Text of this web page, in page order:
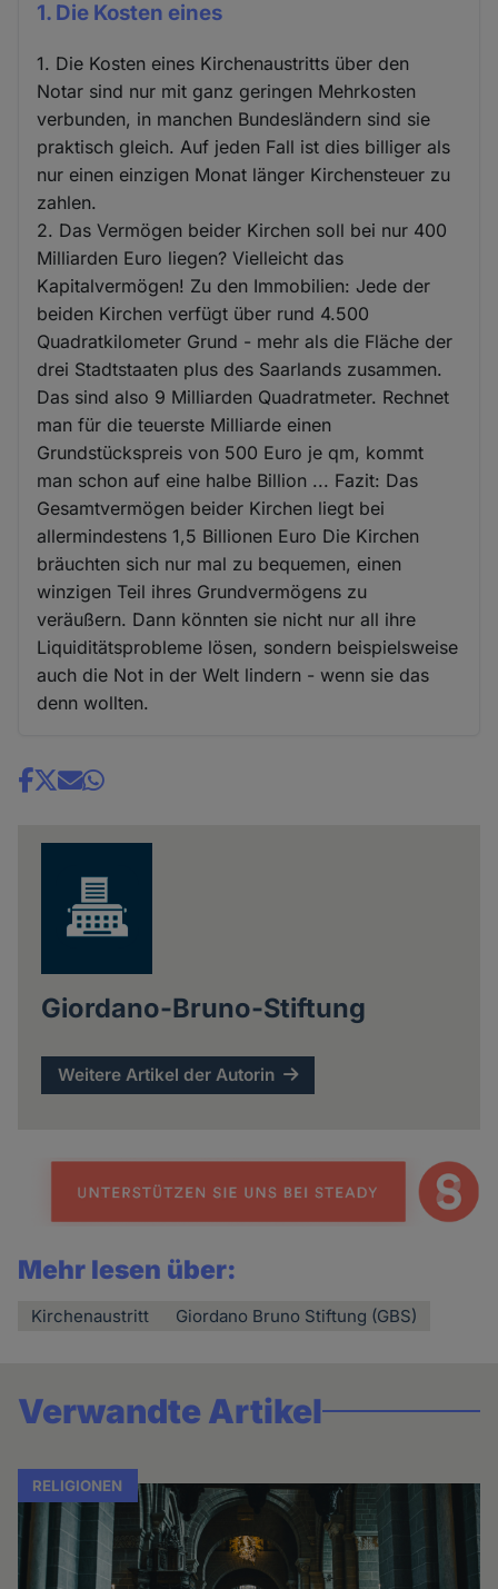
1. Die Kosten eines
1. Die Kosten eines Kirchenaustritts über den
Notar sind nur mit ganz geringen Mehrkosten
verbunden, in manchen Bundesländern sind sie
praktisch gleich. Auf jeden Fall ist dies billiger als
nur einen einzigen Monat länger Kirchensteuer zu
zahlen.
2. Das Vermögen beider Kirchen soll bei nur 400
Milliarden Euro liegen? Vielleicht das
Kapitalvermögen! Zu den Immobilien: Jede der
beiden Kirchen verfügt über rund 4.500
Quadratkilometer Grund - mehr als die Fläche der
drei Stadtstaaten plus des Saarlands zusammen.
Das sind also 9 Milliarden Quadratmeter. Rechnet
man für die teuerste Milliarde einen
Grundstückspreis von 500 Euro je qm, kommt
man schon auf eine halbe Billion ... Fazit: Das
Gesamtvermögen beider Kirchen liegt bei
allermindestens 1,5 Billionen Euro Die Kirchen
bräuchten sich nur mal zu bequemen, einen
winzigen Teil ihres Grundvermögens zu
veräußern. Dann könnten sie nicht nur all ihre
Liquiditätsprobleme lösen, sondern beispielsweise
auch die Not in der Welt lindern - wenn sie das
denn wollten.
Share
Giordano-Bruno-Stiftung
Weitere Artikel der Autorin
Mehr lesen über:
Kirchenaustritt Giordano Bruno Stiftung (GBS)
Verwandte Artikel
RELIGIONEN